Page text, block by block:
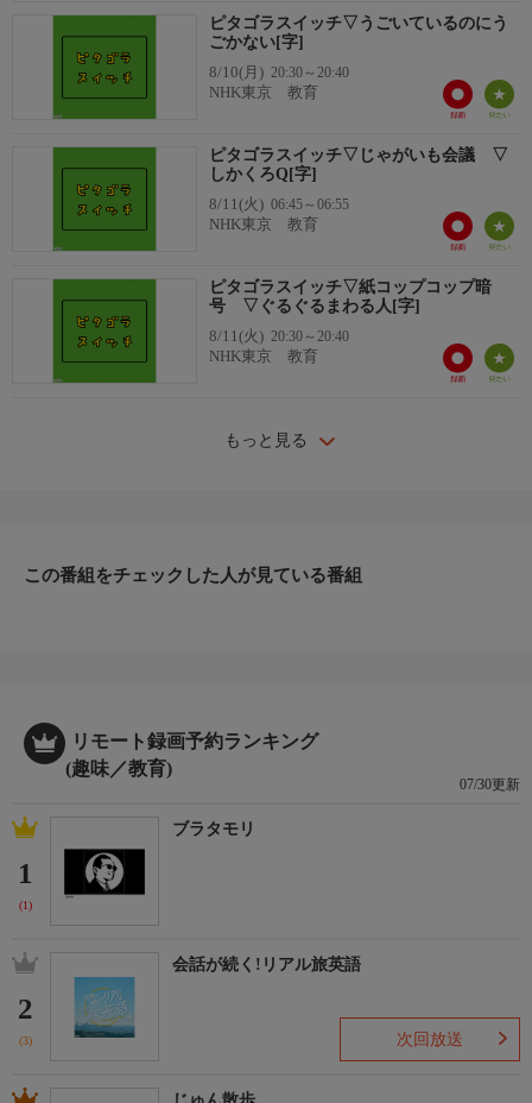
ピタゴラスイッチ▽うごいているのにう
ごかない[字]
8/10(月) 20:30～20:40
NHK東京 教育
ピタゴラスイッチ▽じゃがいも会議 ▽
しかくろQ[字]
8/11(火) 06:45～06:55
NHK東京 教育
ピタゴラスイッチ▽紙コップコップ暗
号 ▽ぐるぐるまわる人[字]
8/11(火) 20:30～20:40
NHK東京 教育
もっと見る
この番組をチェックした人が見ている番組
リモート録画予約ランキング
(趣味／教育)
07/30更新
1
(1)
ブラタモリ
2
(3)
会話が続く!リアル旅英語
次回放送